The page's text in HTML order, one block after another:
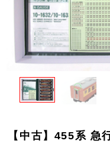
【中古】455系 急